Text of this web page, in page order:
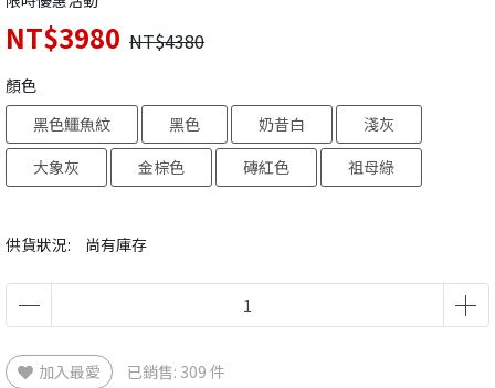
NT$3980 NT$4380
供貨狀況: 尚有庫存
顏色
黑色鱷魚紋
黑色 奶昔白
淺灰
大象灰
金棕色 磚紅色 祖母綠
加入最愛
已銷售: 309 件